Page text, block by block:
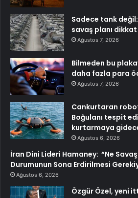
Sadece tank değil:
savaş planı
Ağustos 7, 2026
Bilmeden bu
daha fazla para
Ağustos 7, 2026
Cankurtaran
Boğulanı tespit
kurtarmaya
Ağustos 6, 2026
İran Dini Lideri Hamaney: “Ne Savaş
Durumunun Sona Erdirilmesi
Ağustos 6, 2026
Özgür Özel, yeni